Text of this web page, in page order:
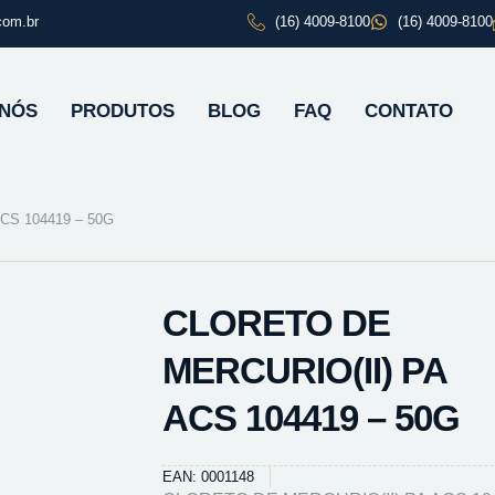
(16) 4009-8100 (16) 4009-8100
PRODUTOS BLOG FAQ CONTATO
104419 – 50G
CLORETO DE
MERCURIO(II) PA
ACS 104419 – 50G
EAN: 0001148